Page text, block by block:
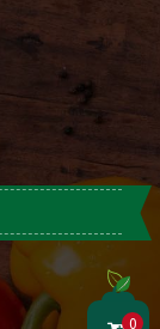
0